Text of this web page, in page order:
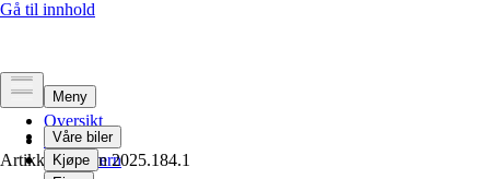
Oversikt
Juridisk
Personvern
Artikkelversjon 2025.184.1